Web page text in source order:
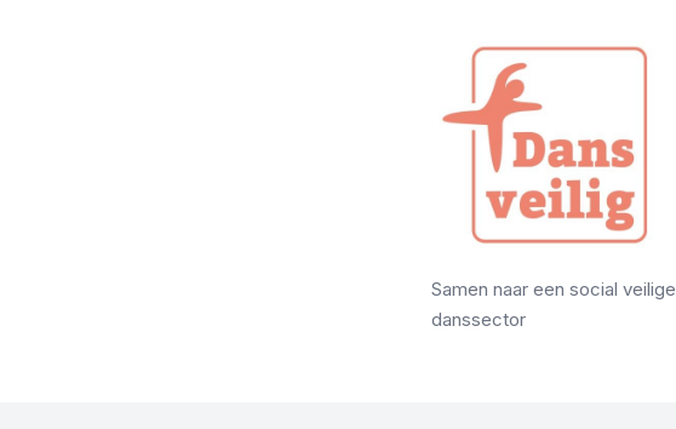
Samen naar een social veilige
danssector